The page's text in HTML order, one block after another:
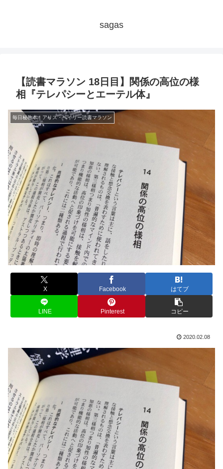
sagas
【読書マラソン 18日目】関係の高位の様
相『テレパシーとエーテル体』
毎日秘教本！アリス・ベイリー読書マラソン
X Facebook はてブ
LINE Pinterest コピー
2020.02.08